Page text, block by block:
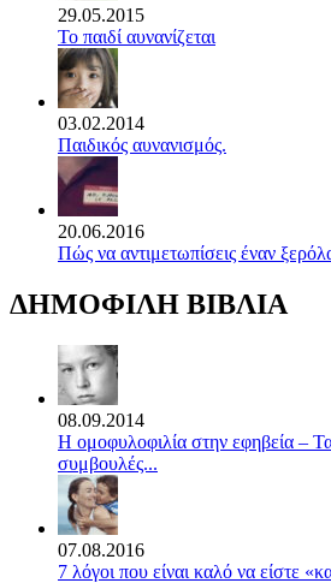
29.05.2015
Το παιδί αυνανίζεται
03.02.2014
Παιδικός αυνανισμός.
20.06.2016
Πώς να αντιμετωπίσεις έναν
ΔΗΜΟΦΙΛΗ ΒΙΒΛΙΑ
08.09.2014
Η ομοφυλοφιλία στην εφηβεία –
συμβουλές...
07.08.2016
7 λόγοι που είναι καλό να είστε